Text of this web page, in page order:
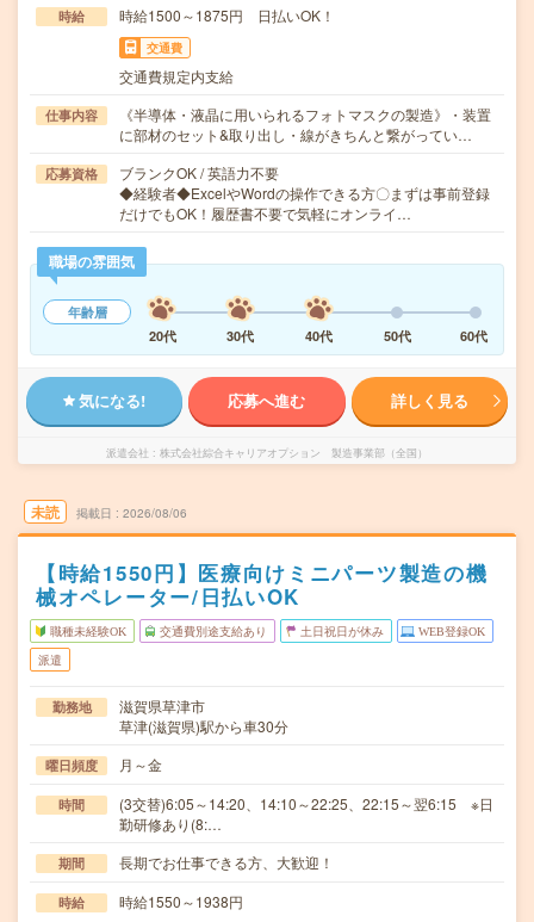
時給 時給1500～1875円 日払いOK！
交通費
交通費規定内支給
仕事内容
《半導体・液晶に用いられるフォトマスクの製造》・装置
に部材のセット&取り出し・線がきちんと繋がってい…
応募資格
ブランクOK / 英語力不要
◆経験者◆ExcelやWordの操作できる方〇まずは事前登録
だけでもOK！履歴書不要で気軽にオンライ…
職場の雰囲気
年齢層
20代
30代 40代 50代 60代
気になる! 応募へ進む 詳しく見る
派遣会社 株式会社綜合キャリアオプション 製造事業部（全国）
未読 掲載日 2026/08/06
【時給1550円】医療向けミニパーツ製造の機
械オペレーター/日払いOK
職種未経験OK 交通費別途支給あり 土日祝日が休み WEB登録OK
派遣
勤務地
滋賀県草津市
草津(滋賀県)駅から車30分
曜日頻度 月～金
時間
(3交替)6:05～14:20、14:10～22:25、22:15～翌6:15 ※日
勤研修あり(8:…
期間 長期でお仕事できる方、大歓迎！
時給 時給1550～1938円